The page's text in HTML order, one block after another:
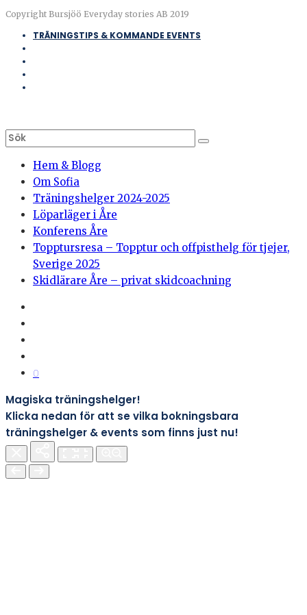
Copyright Bursjöö Everyday stories AB 2019
TRÄNINGSTIPS & KOMMANDE EVENTS
Hem & Blogg
Om Sofia
Träningshelger 2024-2025
Löparläger i Åre
Konferens Åre
Topptursresa – Topptur och offpisthelg för tjejer,
Sverige 2025
Skidlärare Åre – privat skidcoachning
0
Magiska träningshelger!
Klicka nedan för att se vilka bokningsbara
träningshelger & events som finns just nu!